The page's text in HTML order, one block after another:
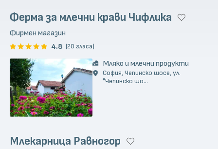
Ферма за млечни крави Чифлика
Фирмен магазин
4.8 (20 гласа)
Мляко и млечни продукти
София, Чепинско шосе, ул.
"Чепинско шо...
Млекарница Равногор